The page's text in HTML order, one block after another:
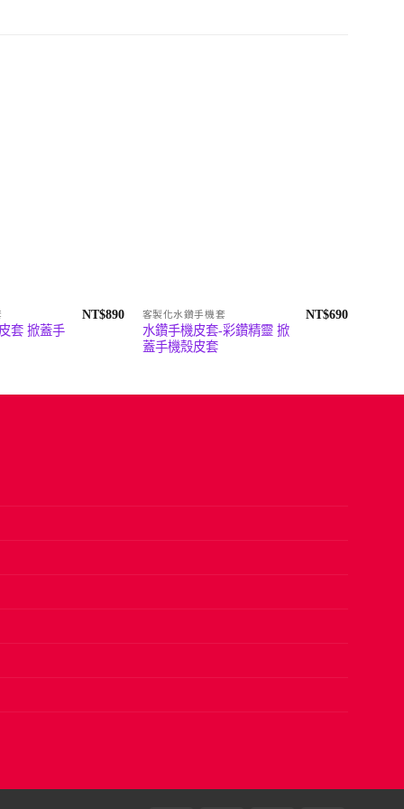
套 掀蓋手
NT$890 客製化水鑽手機套
水鑽手機皮套-彩鑽精靈 掀
蓋手機殼皮套
NT$690